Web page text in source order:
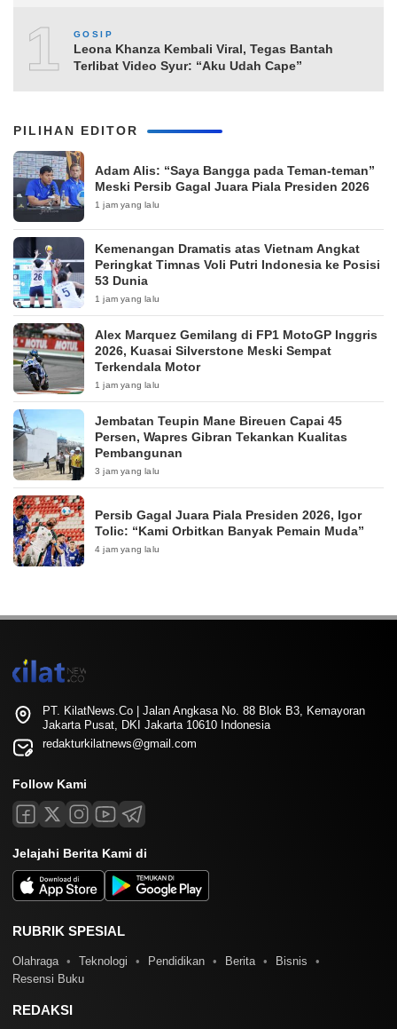
10
GOSIP
Leona Khanza Kembali Viral, Tegas Bantah
Terlibat Video Syur: “Aku Udah Cape”
PILIHAN EDITOR
Adam Alis: “Saya Bangga pada Teman-teman”
Meski Persib Gagal Juara Piala Presiden 2026
1 jam yang lalu
Kemenangan Dramatis atas Vietnam Angkat
Peringkat Timnas Voli Putri Indonesia ke Posisi
53 Dunia
1 jam yang lalu
Alex Marquez Gemilang di FP1 MotoGP Inggris
2026, Kuasai Silverstone Meski Sempat
Terkendala Motor
1 jam yang lalu
Jembatan Teupin Mane Bireuen Capai 45
Persen, Wapres Gibran Tekankan Kualitas
Pembangunan
3 jam yang lalu
Persib Gagal Juara Piala Presiden 2026, Igor
Tolic: “Kami Orbitkan Banyak Pemain Muda”
4 jam yang lalu
PT. KilatNews.Co | Jalan Angkasa No. 88 Blok B3, Kemayoran
Jakarta Pusat, DKI Jakarta 10610 Indonesia
redakturkilatnews@gmail.com
Follow Kami
Jelajahi Berita Kami di
RUBRIK SPESIAL
Olahraga Teknologi Pendidikan Berita
Bisnis
Resensi Buku
REDAKSI